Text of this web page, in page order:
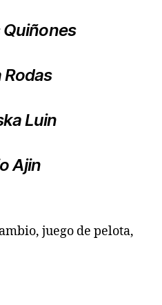
Rodas
Luin
Ajin
juego de pelota,